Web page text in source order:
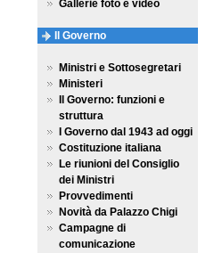
Gallerie foto e video
Il Governo
Ministri e Sottosegretari
Ministeri
Il Governo: funzioni e
struttura
I Governo dal 1943 ad oggi
Costituzione italiana
Le riunioni del Consiglio
dei Ministri
Provvedimenti
Novità da Palazzo Chigi
Campagne di
comunicazione